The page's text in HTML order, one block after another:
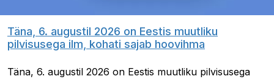
Täna, 6. augustil 2026 on Eestis muutliku
pilvisusega ilm, kohati sajab hoovihma
Täna, 6. augustil 2026 on Eestis muutliku pilvisusega